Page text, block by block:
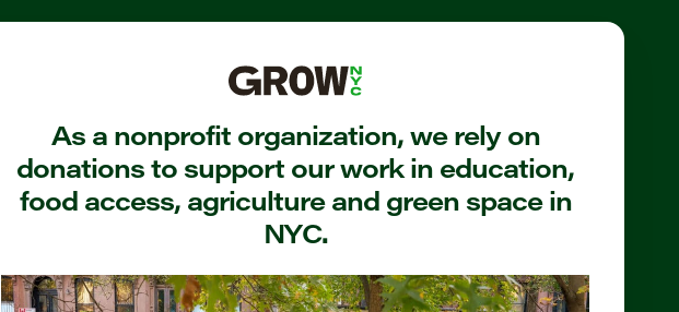
As a nonprofit organization, we rely on
donations to support our work in education,
food access, agriculture and green space in
NYC.